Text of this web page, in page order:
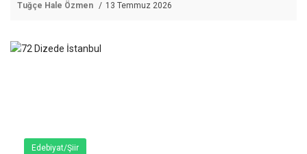
Tuğçe Hale Özmen 13 Temmuz 2026
Edebiyat/Şiir